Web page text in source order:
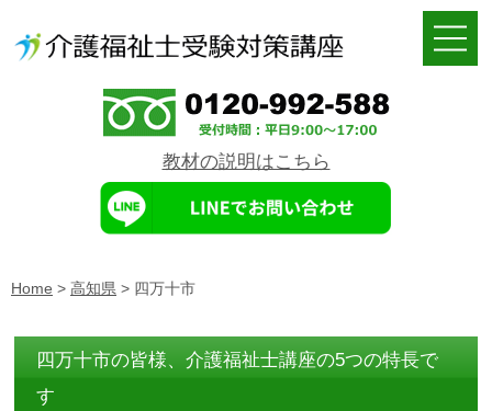
教材の説明はこちら
Home > 高知県 > 四万十市
四万十市の皆様、介護福祉士講座の5つの特長で
す